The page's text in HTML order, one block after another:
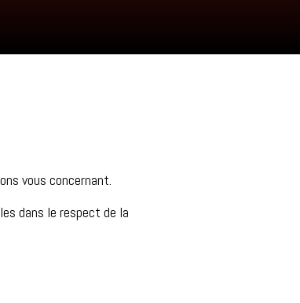
vous concernant.
dans le respect de la